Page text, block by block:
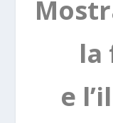
la
e